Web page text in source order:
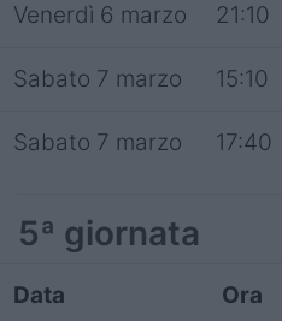
Venerdì 6 marzo 21:10
Sabato 7 marzo 15:10
Sabato 7 marzo 17:40
5ª giornata
Data Ora